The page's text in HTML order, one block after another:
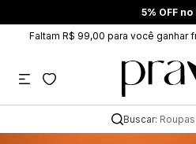
5% OFF no
Faltam R$ 99,00 para você ganhar
Buscar: